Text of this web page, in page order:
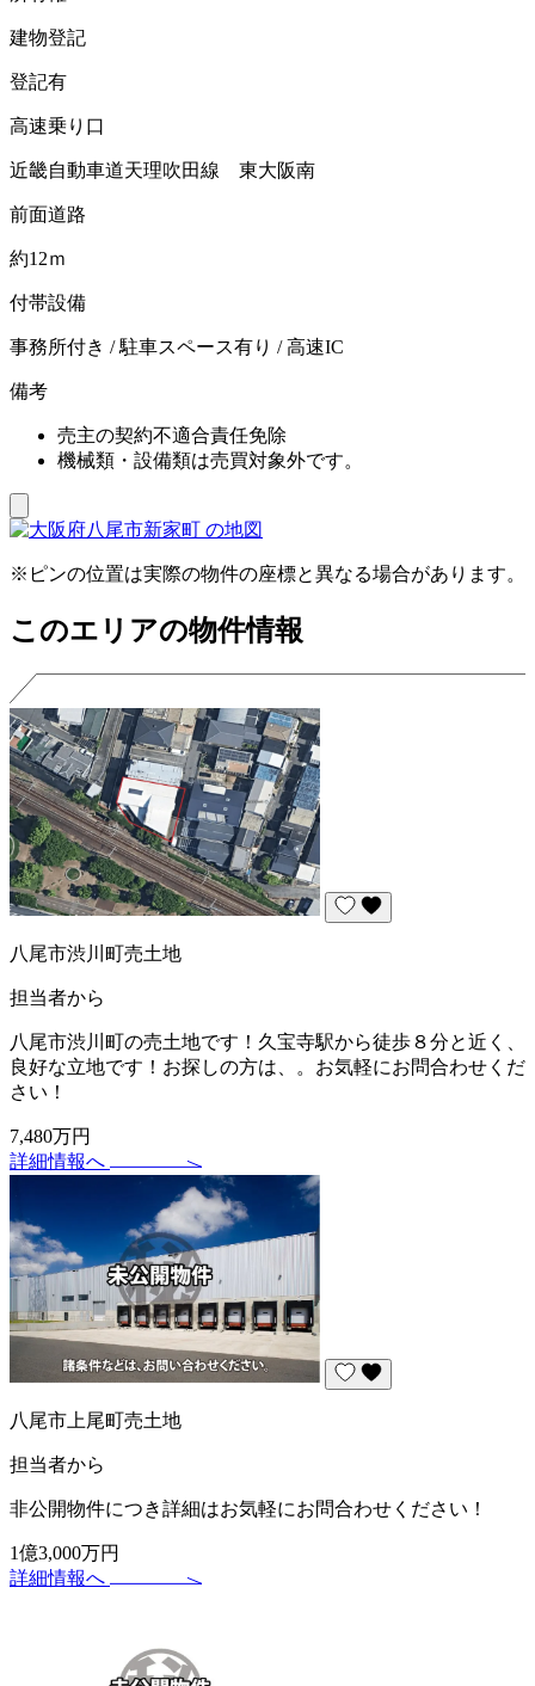
建物登記
登記有
高速乗り口
近畿自動車道天理吹田線 東大阪南
前面道路
約12ｍ
付帯設備
事務所付き / 駐車スペース有り / 高速IC
備考
売主の契約不適合責任免除
機械類・設備類は売買対象外です。
※ピンの位置は実際の物件の座標と異なる場合があります。
このエリアの物件情報
八尾市渋川町売土地
担当者から
八尾市渋川町の売土地です！久宝寺駅から徒歩８分と近く、
良好な立地です！お探しの方は、。お気軽にお問合わせくだ
さい！
7,480万円
詳細情報へ
八尾市上尾町売土地
担当者から
非公開物件につき詳細はお気軽にお問合わせください！
1億3,000万円
詳細情報へ